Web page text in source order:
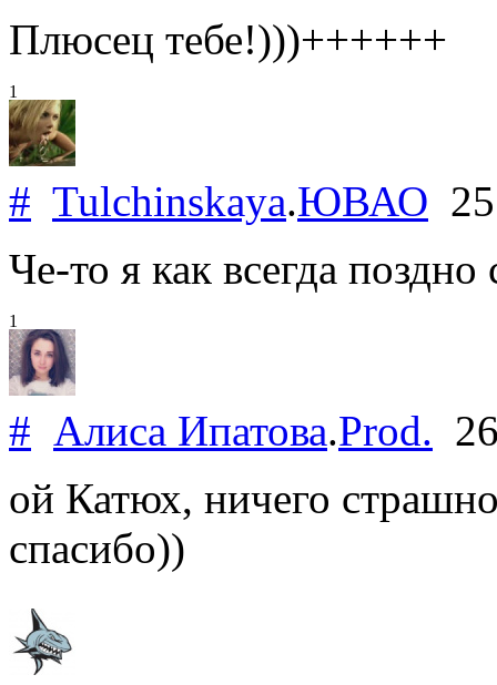
Плюсец тебе!)))++++++
1
# Tulchinskaya.ЮВАО
Че-то я как всегда
1
# Алиса Ипатова.Prod.
ой Катюх, ничего
спасибо))